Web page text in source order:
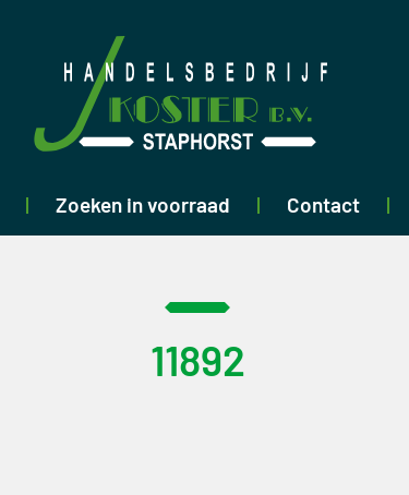
Zoeken in voorraad Contact
11892